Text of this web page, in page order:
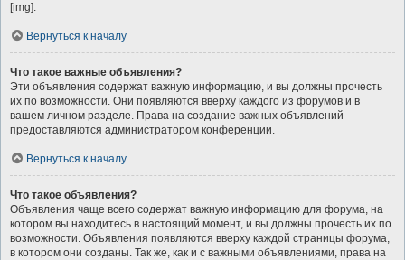
[img].
Вернуться к началу
Что такое важные объявления?
Эти объявления содержат важную информацию, и вы должны прочесть
их по возможности. Они появляются вверху каждого из форумов и в
вашем личном разделе. Права на создание важных объявлений
предоставляются администратором конференции.
Вернуться к началу
Что такое объявления?
Объявления чаще всего содержат важную информацию для форума, на
котором вы находитесь в настоящий момент, и вы должны прочесть их по
возможности. Объявления появляются вверху каждой страницы форума,
в котором они созданы. Так же, как и с важными объявлениями, права на